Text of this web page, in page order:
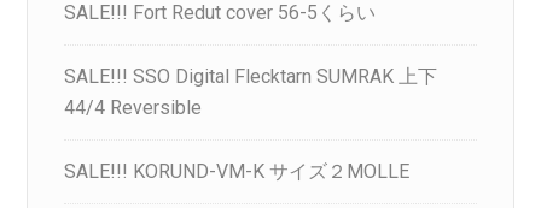
SALE!!! Fort Redut cover 56-5くらい
SALE!!! SSO Digital Flecktarn SUMRAK 上下
44/4 Reversible
SALE!!! KORUND-VM-K サイズ２MOLLE